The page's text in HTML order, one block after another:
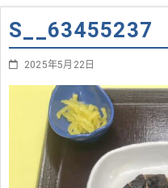
S__63455237
2025年5月22日